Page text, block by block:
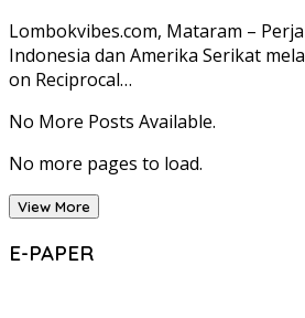
Lombokvibes.com, Mataram –
Indonesia dan Amerika Serikat
on Reciprocal…
No More Posts Available.
No more pages to load.
View More
E-PAPER